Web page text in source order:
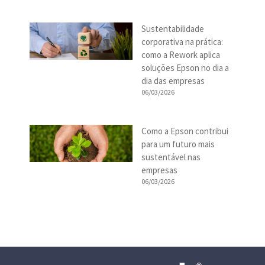
Sustentabilidade
corporativa na prática:
como a Rework aplica
soluções Epson no dia a
dia das empresas
06/03/2026
Como a Epson contribui
para um futuro mais
sustentável nas
empresas
06/03/2026